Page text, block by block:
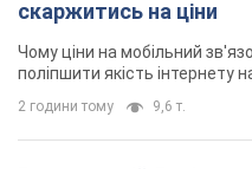
16 хвилин тому 402
У Коблевому на
морі: загинув чоловік,